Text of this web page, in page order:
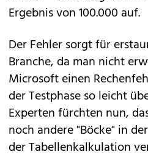
Ergebnis von 100.000 auf.
Der Fehler sorgt für
Branche, da man nicht
Microsoft einen
der Testphase so leicht
Experten fürchten nun,
noch andere "Böcke" in
der Tabellenkalkulation